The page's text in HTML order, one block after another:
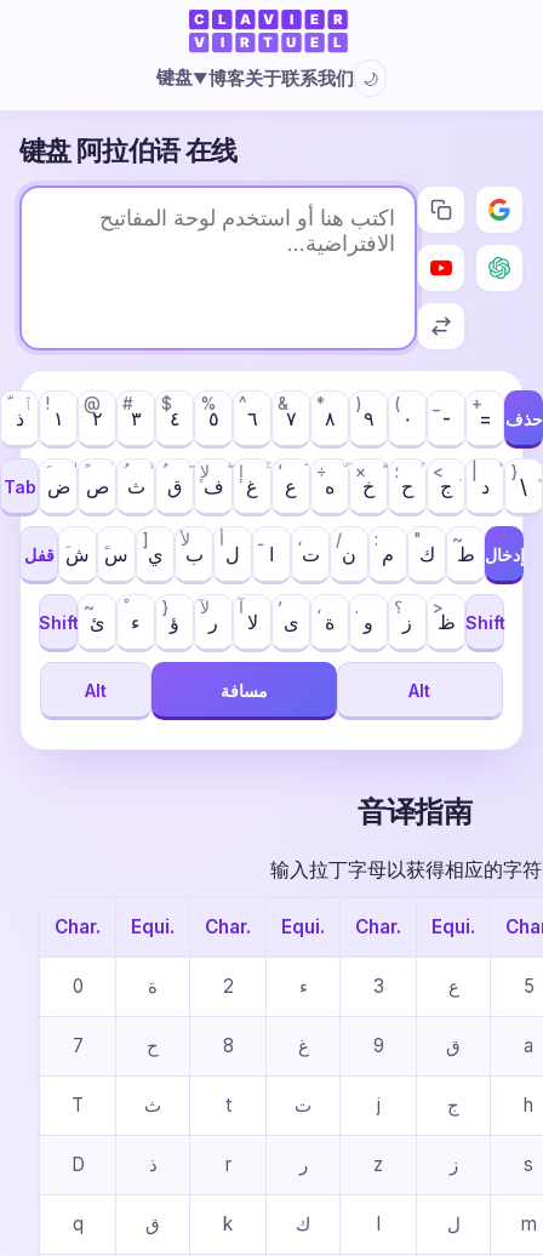
键盘▼博客关于联系我们 🌙
键盘 阿拉伯语 在线
ذ
ٱ
١
!
٢
@
٣
#
٤
$
٥
%
٦
^
٧
&
٨
*
٩
)
٠
(
- =
+
حذف
Tab ض ص ث ق ف
لإ
غ
إ
ع
‘
ه
÷
خ
×
ح
؛
ج
<
د \
}
قفل ش س ي
]
ب
لأ
ل
أ
ا
ـ
ت
،
ن
/
م
:
ك
"
ط
~
إدخال
Shift ئ
~
ء ؤ
}
ر
لآ
ﻻ
آ
ى
’
ة
،
و
.
ز
؟
ظ
>
Shift
Alt مسافة Alt
音译指南
输入拉丁字母以获得相应的字
Char. Equi. Char. Equi. Char. Equi.
0 ة 2 ء 3 ع 5
7 ح 8 غ 9 ق a
T ث t ت j ج h
D ذ r ر z ز s
q ق k ك l ل m